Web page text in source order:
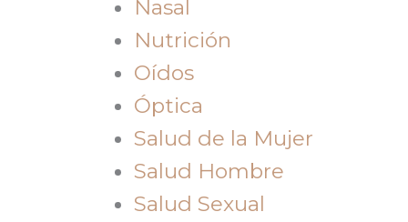
Nasal
Nutrición
Oídos
Óptica
Salud de la Mujer
Salud Hombre
Salud Sexual